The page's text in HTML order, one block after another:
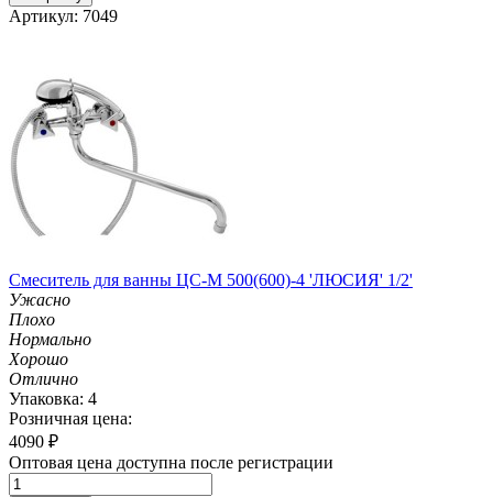
Артикул: 7049
Смеситель для ванны ЦС-М 500(600)-4 'ЛЮСИЯ' 1/2'
Ужасно
Плохо
Нормально
Хорошо
Отлично
Упаковка: 4
Розничная цена:
4090 ₽
Оптовая цена доступна после регистрации